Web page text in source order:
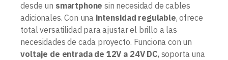
desde un smartphone sin necesidad de cables
adicionales. Con una intensidad regulable, ofrece
total versatilidad para ajustar el brillo a las
necesidades de cada proyecto. Funciona con un
voltaje de entrada de 12V a 24V DC, soporta una